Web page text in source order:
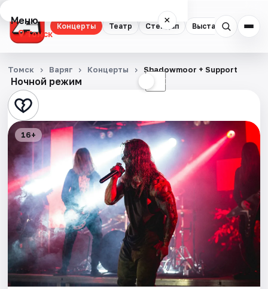
Концерты Театр Стендап Выставки
Меню ×
Томск
Концерты
Театр
Стендап
Выставки
Квесты
Экскурсии
События
Города
Ночной режим ☾
Томск Варяг Концерты Shadowmoor + Support
16+